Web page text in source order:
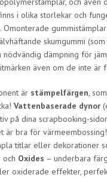
i olika storlekar och
Omonterade
skumgummi (som
nödvändig dämpning för
även om de inte är
är stämpelfärgen,
Vattenbaserade dynor
på dina scrapbooking-
är bra för
titlar eller dekorationer
och Oxides – underbara
oxiderade effekter,